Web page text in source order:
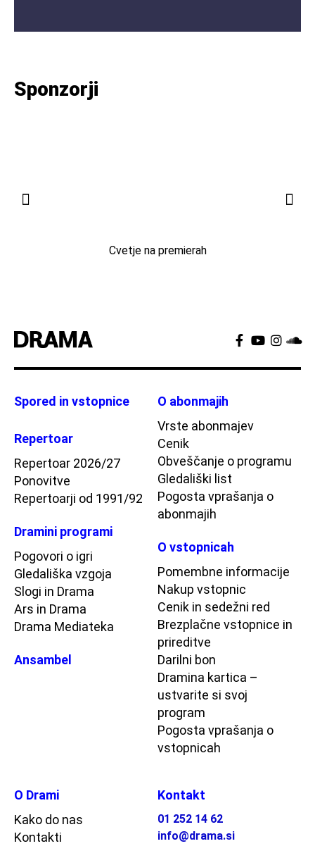
Sponzorji
Cvetje na premierah
Spored in vstopnice
Repertoar
Repertoar 2026/27
Ponovitve
Repertoarji od 1991/92
Dramini programi
Pogovori o igri
Gledališka vzgoja
Slogi in Drama
Ars in Drama
Drama Mediateka
Ansambel
O abonmajih
Vrste abonmajev
Cenik
Obveščanje o programu
Gledališki list
Pogosta vprašanja o
abonmajih
O vstopnicah
Pomembne informacije
Nakup vstopnic
Cenik in sedežni red
Brezplačne vstopnice in
prireditve
Darilni bon
Dramina kartica –
ustvarite si svoj
program
Pogosta vprašanja o
vstopnicah
O Drami
Kako do nas
Kontakti
Kontakt
01 252 14 62
info@drama.si